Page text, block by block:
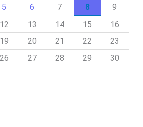
5 6 7 8
9
12 13 14 15
16
19 20 21 22
23
26 27 28 29
30